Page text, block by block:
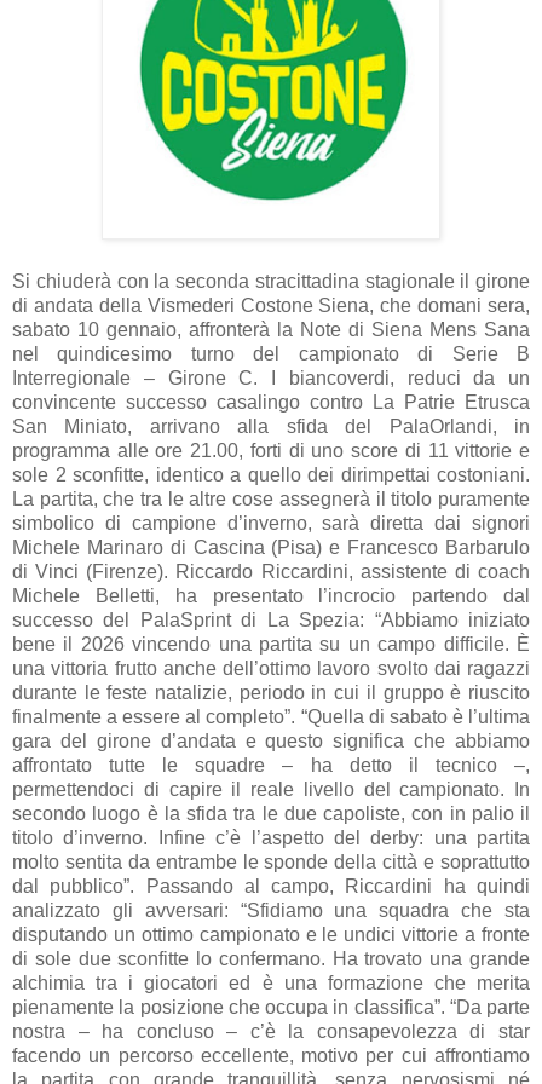
Si chiuderà con la seconda stracittadina stagionale il girone
di andata della Vismederi Costone Siena, che domani sera,
sabato 10 gennaio, affronterà la Note di Siena Mens Sana
nel quindicesimo turno del campionato di Serie B
Interregionale – Girone C. I biancoverdi, reduci da un
convincente successo casalingo contro La Patrie Etrusca
San Miniato, arrivano alla sfida del PalaOrlandi, in
programma alle ore 21.00, forti di uno score di 11 vittorie e
sole 2 sconfitte, identico a quello dei dirimpettai costoniani.
La partita, che tra le altre cose assegnerà il titolo puramente
simbolico di campione d’inverno, sarà diretta dai signori
Michele Marinaro di Cascina (Pisa) e Francesco Barbarulo
di Vinci (Firenze). Riccardo Riccardini, assistente di coach
Michele Belletti, ha presentato l’incrocio partendo dal
successo del PalaSprint di La Spezia: “Abbiamo iniziato
bene il 2026 vincendo una partita su un campo difficile. È
una vittoria frutto anche dell’ottimo lavoro svolto dai ragazzi
durante le feste natalizie, periodo in cui il gruppo è riuscito
finalmente a essere al completo”. “Quella di sabato è l’ultima
gara del girone d’andata e questo significa che abbiamo
affrontato tutte le squadre – ha detto il tecnico –,
permettendoci di capire il reale livello del campionato. In
secondo luogo è la sfida tra le due capoliste, con in palio il
titolo d’inverno. Infine c’è l’aspetto del derby: una partita
molto sentita da entrambe le sponde della città e soprattutto
dal pubblico”. Passando al campo, Riccardini ha quindi
analizzato gli avversari: “Sfidiamo una squadra che sta
disputando un ottimo campionato e le undici vittorie a fronte
di sole due sconfitte lo confermano. Ha trovato una grande
alchimia tra i giocatori ed è una formazione che merita
pienamente la posizione che occupa in classifica”. “Da parte
nostra – ha concluso – c’è la consapevolezza di star
facendo un percorso eccellente, motivo per cui affrontiamo
la partita con grande tranquillità, senza nervosismi né